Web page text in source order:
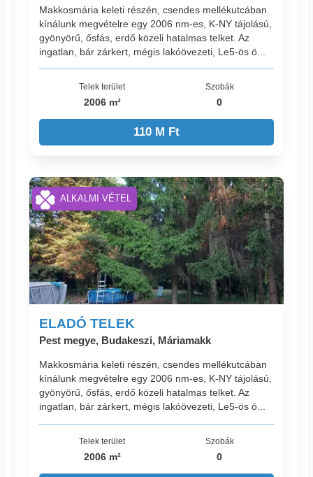
Makkosmária keleti részén, csendes mellékutcában
kínálunk megvételre egy 2006 nm-es, K-NY tájolású,
gyönyörű, ősfás, erdő közeli hatalmas telket. Az
ingatlan, bár zárkert, mégis lakóövezeti, Le5-ös ö...
Telek terület
2006 m²
Szobák
0
110 M Ft
ELADÓ TELEK
Pest megye, Budakeszi, Máriamakk
Makkosmária keleti részén, csendes mellékutcában
kínálunk megvételre egy 2006 nm-es, K-NY tájolású,
gyönyörű, ősfás, erdő közeli hatalmas telket. Az
ingatlan, bár zárkert, mégis lakóövezeti, Le5-ös ö...
Telek terület
2006 m²
Szobák
0
ALKALMI VÉTEL